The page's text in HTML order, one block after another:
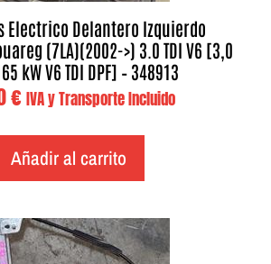
Electrico Delantero Izquierdo
(7LA)(2002->) 3.0 TDI V6 [3,0
kW V6 TDI DPF] – 348913
€ IVA y Transporte Incluido
Añadir al carrito